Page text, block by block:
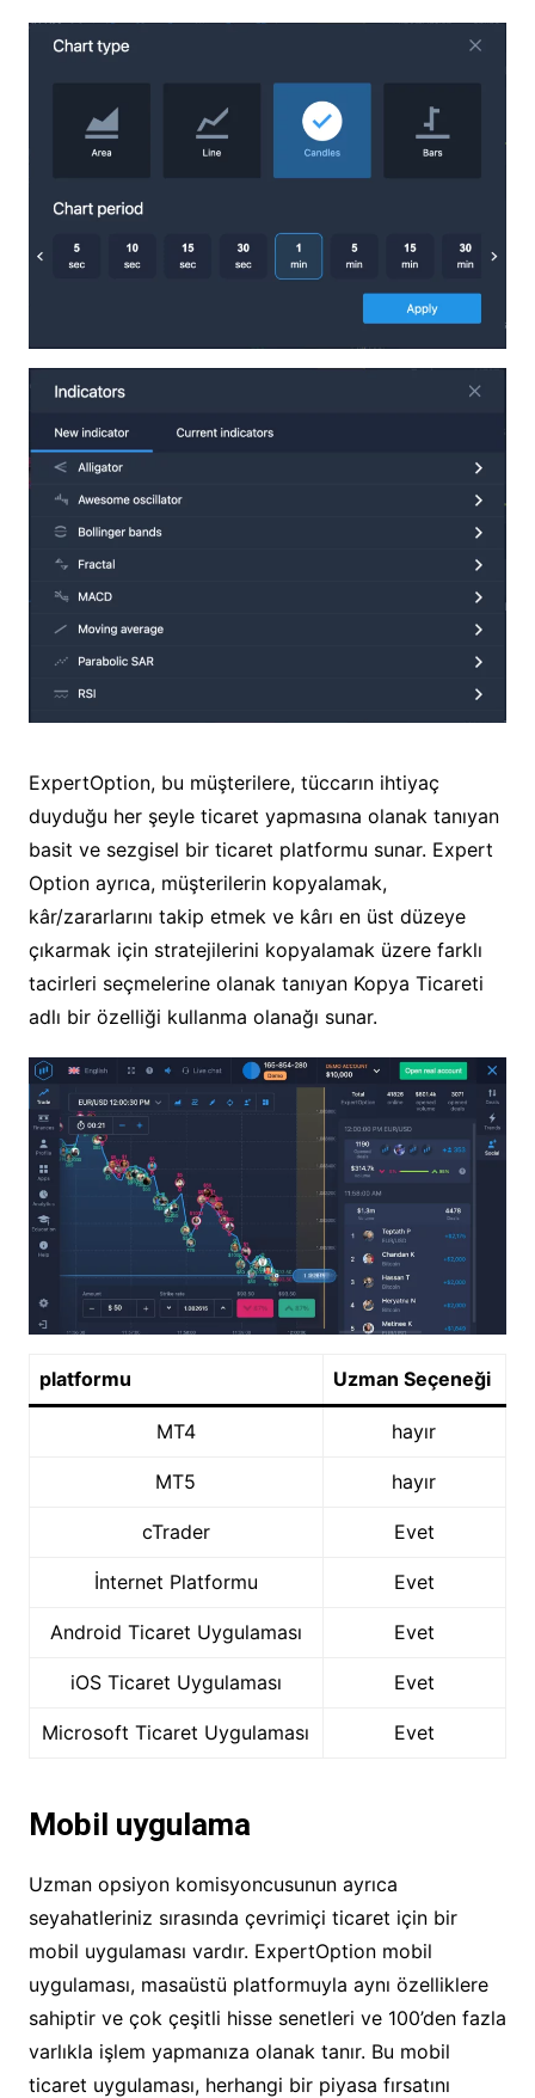
ExpertOption, bu müşterilere, tüccarın ihtiyaç
duyduğu her şeyle ticaret yapmasına olanak tanıyan
basit ve sezgisel bir ticaret platformu sunar. Expert
Option ayrıca, müşterilerin kopyalamak,
kâr/zararlarını takip etmek ve kârı en üst düzeye
çıkarmak için stratejilerini kopyalamak üzere farklı
tacirleri seçmelerine olanak tanıyan Kopya Ticareti
adlı bir özelliği kullanma olanağı sunar.
platformu Uzman Seçeneği
MT4 hayır
MT5 hayır
cTrader Evet
İnternet Platformu Evet
Android Ticaret Uygulaması Evet
iOS Ticaret Uygulaması Evet
Microsoft Ticaret Uygulaması Evet
Mobil uygulama
Uzman opsiyon komisyoncusunun ayrıca
seyahatleriniz sırasında çevrimiçi ticaret için bir
mobil uygulaması vardır. ExpertOption mobil
uygulaması, masaüstü platformuyla aynı özelliklere
sahiptir ve çok çeşitli hisse senetleri ve 100’den fazla
varlıkla işlem yapmanıza olanak tanır. Bu mobil
ticaret uygulaması, herhangi bir piyasa fırsatını